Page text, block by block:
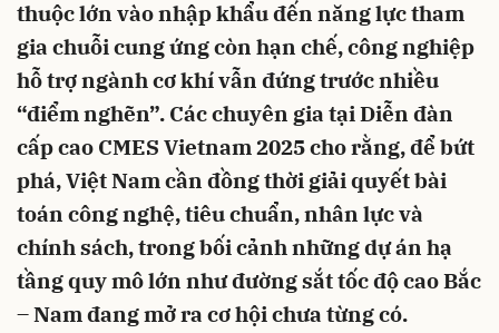
thuộc lớn vào nhập khẩu đến năng lực tham
gia chuỗi cung ứng còn hạn chế, công nghiệp
hỗ trợ ngành cơ khí vẫn đứng trước nhiều
“điểm nghẽn”. Các chuyên gia tại Diễn đàn
cấp cao CMES Vietnam 2025 cho rằng, để bứt
phá, Việt Nam cần đồng thời giải quyết bài
toán công nghệ, tiêu chuẩn, nhân lực và
chính sách, trong bối cảnh những dự án hạ
tầng quy mô lớn như đường sắt tốc độ cao Bắc
– Nam đang mở ra cơ hội chưa từng có.